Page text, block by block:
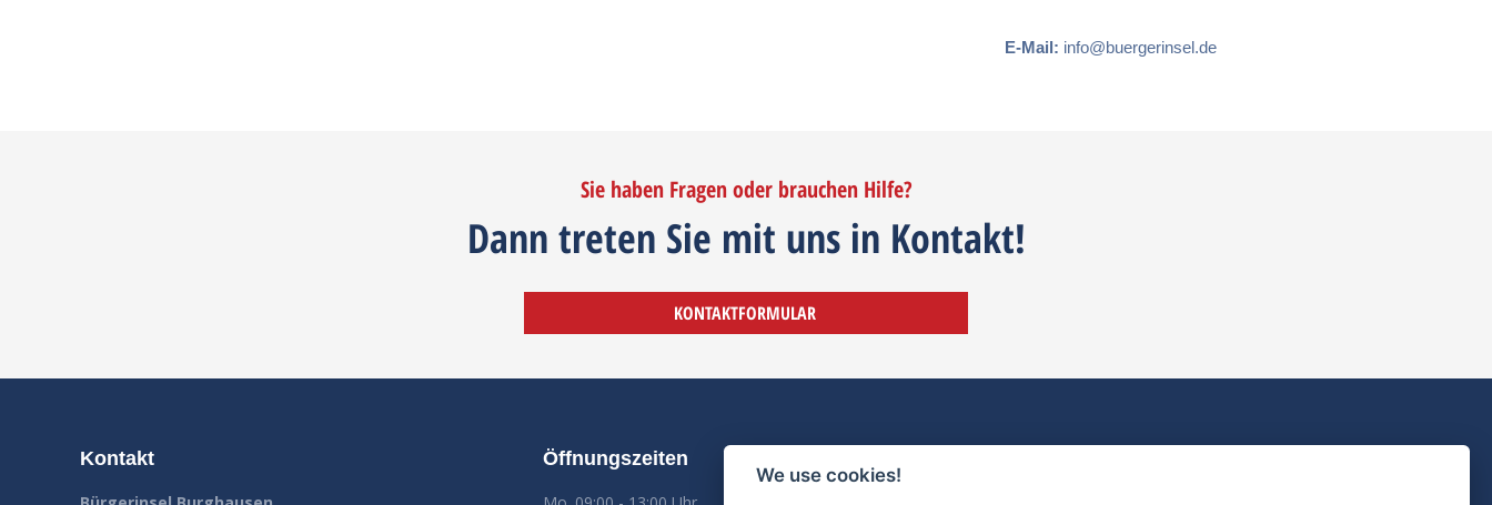
E-Mail: info@buergerinsel.de
Sie haben Fragen oder brauchen Hilfe?
Dann treten Sie mit uns in Kontakt!
KONTAKTFORMULAR
Kontakt Öffnungszeiten
We use cookies!